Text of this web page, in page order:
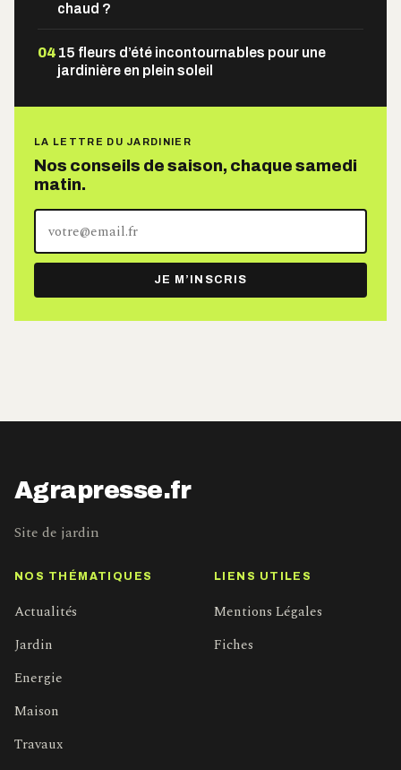
chaud ?
04 15 fleurs d’été incontournables pour une
jardinière en plein soleil
LA LETTRE DU JARDINIER
Nos conseils de saison, chaque samedi
matin.
adresse
e-
mail
JE M’INSCRIS
Agrapresse.fr
Site de jardin
NOS THÉMATIQUES
Actualités
Jardin
Energie
Maison
Travaux
LIENS UTILES
Mentions Légales
Fiches